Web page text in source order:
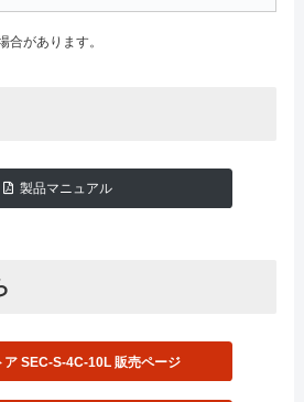
があります。
製品マニュアル
ア SEC-S-4C-10L 販売ページ